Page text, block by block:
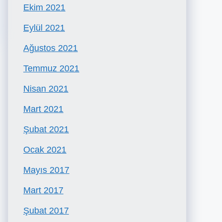
Ekim 2021
Eylül 2021
Ağustos 2021
Temmuz 2021
Nisan 2021
Mart 2021
Şubat 2021
Ocak 2021
Mayıs 2017
Mart 2017
Şubat 2017